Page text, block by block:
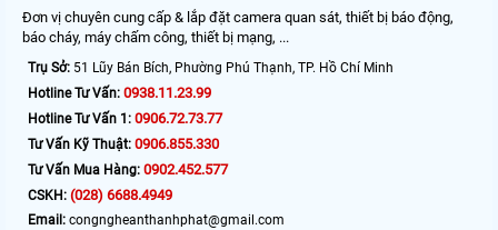
Đơn vị chuyên cung cấp & lắp đặt camera quan sát, thiết bị báo động,
báo cháy, máy chấm công, thiết bị mạng, ...
Trụ Sở: 51 Lũy Bán Bích, Phường Phú Thạnh, TP. Hồ Chí Minh
Hotline Tư Vấn: 0938.11.23.99
Hotline Tư Vấn 1: 0906.72.73.77
Tư Vấn Kỹ Thuật: 0906.855.330
Tư Vấn Mua Hàng: 0902.452.577
CSKH: (028) 6688.4949
Email: congngheanthanhphat@gmail.com